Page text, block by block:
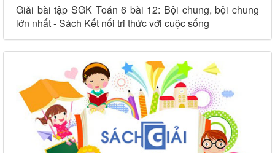
Giải bài tập SGK Toán 6 bài 12: Bội chung, bội chung
lớn nhất - Sách Kết nối tri thức với cuộc sống